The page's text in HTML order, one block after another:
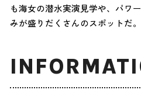
も海女の潜水実演見学や、パワ
みが盛りだくさんのスポットだ。